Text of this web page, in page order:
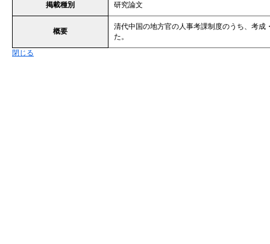
掲載種別 研究論文
概要
清代中国の地方官の人事考課制度のうち、考
た。
閉じる